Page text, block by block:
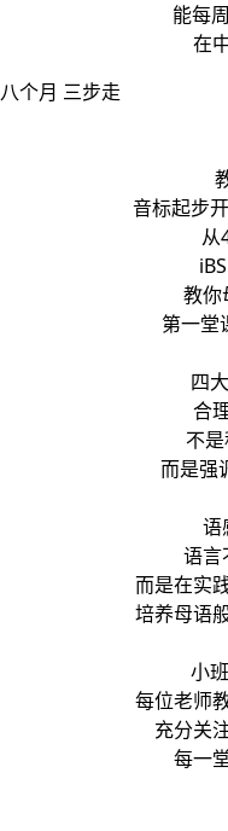
能每
在
八个月 三步走
音标起步
从
教你
第一堂
四
合
不
而是强
语
语言
而是在实
培养母语
小
每位老师
充分关
每一